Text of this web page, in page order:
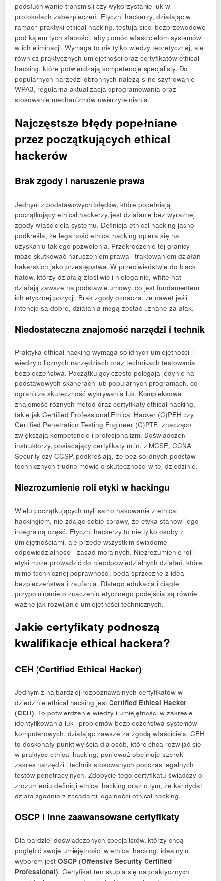
podsłuchiwanie transmisji czy wykorzystanie luk w
protokołach zabezpieczeń. Etyczni hackerzy, działając w
ramach praktyki ethical hacking, testują sieci bezprzewodowe
pod kątem tych słabości, aby pomóc właścicielom systemów
w ich eliminacji. Wymaga to nie tylko wiedzy teoretycznej, ale
również praktycznych umiejętności oraz certyfikatów ethical
hacking, które potwierdzają kompetencje specjalisty. Do
popularnych narzędzi obronnych należą silne szyfrowanie
WPA3, regularna aktualizacja oprogramowania oraz
stosowanie mechanizmów uwierzytelniania.
Najczęstsze błędy popełniane
przez początkujących ethical
hackerów
Brak zgody i naruszenie prawa
Jednym z podstawowych błędów, które popełniają
początkujący ethical hackerzy, jest działanie bez wyraźnej
zgody właściciela systemu. Definicja ethical hacking jasno
podkreśla, że legalność ethical hacking opiera się na
uzyskaniu takiego pozwolenia. Przekroczenie tej granicy
może skutkować naruszeniem prawa i traktowaniem działań
hakerskich jako przestępstwa. W przeciwieństwie do black
hatów, którzy działają złośliwie i nielegalnie, white hat
działają zawsze na podstawie umowy, co jest fundamentem
ich etycznej pozycji. Brak zgody oznacza, że nawet jeśli
intencje są dobre, działania mogą zostać uznane za atak.
Niedostateczna znajomość narzędzi i technik
Praktyka ethical hacking wymaga solidnych umiejętności i
wiedzy o licznych narzędziach oraz technikach testowania
bezpieczeństwa. Początkujący często polegają jedynie na
podstawowych skanerach lub popularnych programach, co
ogranicza skuteczność wykrywania luk. Kompleksowa
znajomość różnych metod oraz certyfikaty ethical hacking,
takie jak Certified Professional Ethical Hacker (C)PEH czy
Certified Penetration Testing Engineer (C)PTE, znacząco
zwiększają kompetencje i profesjonalizm. Doświadczeni
instruktorzy, posiadający certyfikaty m.in. z MCSE, CCNA
Security czy CCSP, podkreślają, że bez solidnych podstaw
technicznych trudno mówić o skuteczności w tej dziedzinie.
Niezrozumienie roli etyki w hackingu
Wielu początkujących myli samo hakowanie z ethical
hackingiem, nie zdając sobie sprawy, że etyka stanowi jego
integralną część. Etyczni hackerzy to nie tylko osoby z
umiejętnościami, ale przede wszystkim świadome
odpowiedzialności i zasad moralnych. Niezrozumienie roli
etyki może prowadzić do nieodpowiedzialnych działań, które
mimo technicznej poprawności, będą sprzeczne z ideą
bezpieczeństwa i zaufania. Dlatego edukacja i ciągłe
przypominanie o znaczeniu etycznego podejścia są równie
ważne jak rozwijanie umiejętności technicznych.
Jakie certyfikaty podnoszą
kwalifikacje ethical hackera?
CEH (Certified Ethical Hacker)
Jednym z najbardziej rozpoznawalnych certyfikatów w
dziedzinie ethical hacking jest Certified Ethical Hacker
(CEH). To potwierdzenie wiedzy i umiejętności w zakresie
identyfikowania luk i problemów bezpieczeństwa systemów
komputerowych, działając zawsze za zgodą właściciela. CEH
to doskonały punkt wyjścia dla osób, które chcą rozwijać się
w praktyce ethical hacking, ponieważ obejmuje szeroki
zakres narzędzi i technik stosowanych podczas legalnych
testów penetracyjnych. Zdobycie tego certyfikatu świadczy o
zrozumieniu definicji ethical hacking oraz o tym, że kandydat
działa zgodnie z zasadami legalności ethical hacking.
OSCP i inne zaawansowane certyfikaty
Dla bardziej doświadczonych specjalistów, którzy chcą
pogłębić swoje umiejętności w ethical hacking, idealnym
wyborem jest OSCP (Offensive Security Certified
Professional). Certyfikat ten skupia się na praktycznych